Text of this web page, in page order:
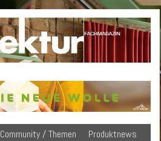
Community / Themen
Produktnews